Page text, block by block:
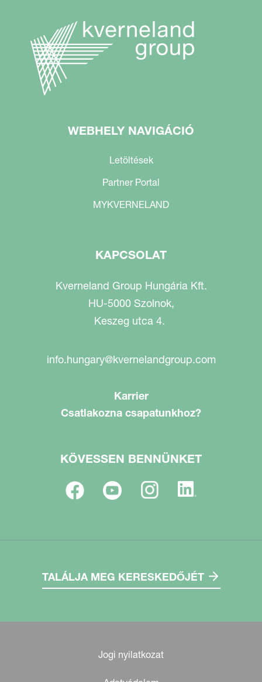
WEBHELY NAVIGÁCIÓ
Letöltések
Partner Portal
MYKVERNELAND
KAPCSOLAT
Kverneland Group Hungária Kft.
HU-5000 Szolnok,
Keszeg utca 4.
info.hungary@kvernelandgroup.com
Karrier
Csatlakozna csapatunkhoz?
KÖVESSEN BENNÜNKET
TALÁLJA MEG KERESKEDŐJÉT
Jogi nyilatkozat